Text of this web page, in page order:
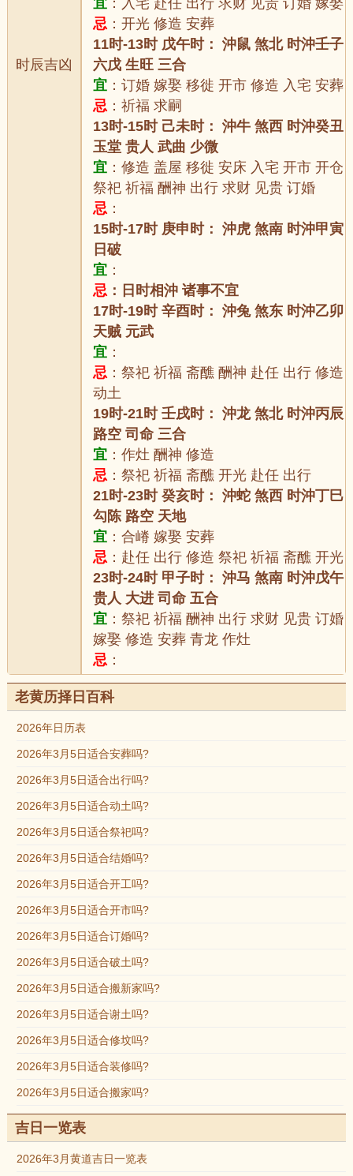
时辰吉凶
宜 ：入宅 赴任 出行 求财 见贵 订婚 嫁娶
忌 ：开光 修造 安葬
11时-13时 戊午时： 沖鼠 煞北 时沖壬子
六戊 生旺 三合
宜 ：订婚 嫁娶 移徙 开市 修造 入宅 安葬
忌 ：祈福 求嗣
13时-15时 己未时： 沖牛 煞西 时沖癸丑
玉堂 贵人 武曲 少微
宜 ：修造 盖屋 移徙 安床 入宅 开市 开仓
祭祀 祈福 酬神 出行 求财 见贵 订婚
忌 ：
15时-17时 庚申时： 沖虎 煞南 时沖甲寅
日破
宜 ：
忌 ：日时相沖 诸事不宜
17时-19时 辛酉时： 沖兔 煞东 时沖乙卯
天贼 元武
宜 ：
忌 ：祭祀 祈福 斋醮 酬神 赴任 出行 修造
动土
19时-21时 壬戌时： 沖龙 煞北 时沖丙辰
路空 司命 三合
宜 ：作灶 酬神 修造
忌 ：祭祀 祈福 斋醮 开光 赴任 出行
21时-23时 癸亥时： 沖蛇 煞西 时沖丁巳
勾陈 路空 天地
宜 ：合嵴 嫁娶 安葬
忌 ：赴任 出行 修造 祭祀 祈福 斋醮 开光
23时-24时 甲子时： 沖马 煞南 时沖戊午
贵人 大进 司命 五合
宜 ：祭祀 祈福 酬神 出行 求财 见贵 订婚
嫁娶 修造 安葬 青龙 作灶
忌 ：
老黄历择日百科
2026年日历表
2026年3月5日适合安葬吗?
2026年3月5日适合出行吗?
2026年3月5日适合动土吗?
2026年3月5日适合祭祀吗?
2026年3月5日适合结婚吗?
2026年3月5日适合开工吗?
2026年3月5日适合开市吗?
2026年3月5日适合订婚吗?
2026年3月5日适合破土吗?
2026年3月5日适合搬新家吗?
2026年3月5日适合谢土吗?
2026年3月5日适合修坟吗?
2026年3月5日适合装修吗?
2026年3月5日适合搬家吗?
吉日一览表
2026年3月黄道吉日一览表